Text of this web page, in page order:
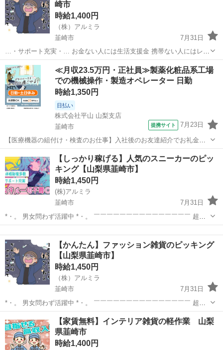
崎市
時給1,400円
（株）アルミラ
韮崎市
7月31日
…・サポート充実・… お金ない人には生活支援金 携帯ない人にはレン
タル 住む場所がない方には 即日入寮も相談可能です！ もし、できな
い場合は 宿泊施設代をお渡しします！ ☆…・プ...
山梨 韮崎市 倉庫 時給
≪月収23.5万円・正社員≫製薬化粧品系工場
での機械操作・製造オペレーター 日勤
時給1,350円
日払い
株式会社平山 山梨支店
韮崎市
提携サイト 7月23日
【医療機器の組付け・検査のお仕事】入社後のお友達紹介でお礼金あ
り／日勤・土日休み／未経験OK \ 医療機器の組付け・検査のお仕事 /
～医療に携われるやりがいのあるお仕事です～ 作業内容は… ☆1～
2cmほどの アル...
その他
【しっかり稼げる】人気のスニーカーのピッ
キング【山梨県韮崎市】
時給1,450円
(株)アルミラ
韮崎市
7月31日
*・。 男女問わず活躍中 *・。 ￣￣￣￣￣￣￣￣￣￣￣￣￣￣￣ 超カ
ンタン作業のみなので 経験や資格は必要ナシ！ 活躍中のスタッフさん
も約80％が未経験からのスタート♪ 初めてで不安な気持ちを ...
【かんたん】ファッション雑貨のピッキング
【山梨県韮崎市】
時給1,450円
（株）アルミラ
韮崎市
7月31日
*・。 男女問わず活躍中 *・。 ￣￣￣￣￣￣￣￣￣￣￣￣￣￣￣ 超カ
ンタン作業のみなので 経験や資格は必要ナシ！ 活躍中のスタッフさん
も約80％が未経験からのスタート♪ 初めてで不安な気持ちを ...
倉庫 時給
【家賃無料】インテリア雑貨の軽作業 山梨
県韮崎市
時給1,400円